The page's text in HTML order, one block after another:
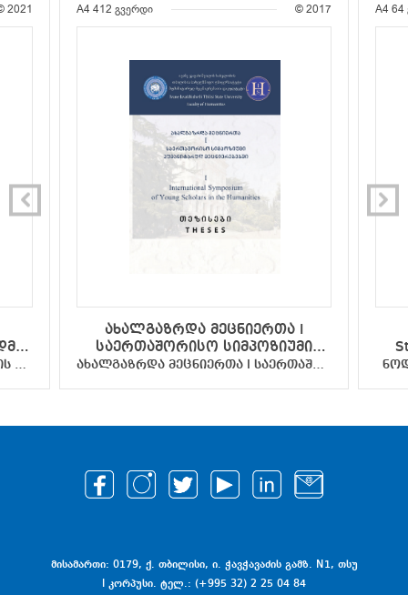
2021
საქართველოს დამოუკიდებლობის დღისადმი მიძღვნილი სტუდენტთა სამეცნიერო კონფერენცია - სამეცნიერო ნაშრომების კრებული
A4 412 გვერდი © 2017
ახალგაზრდა მეცნიერთა I
საერთაშორისო სიმპოზიუმი
ჰუმანიტარულ მეცნიერებებში -ახალგაზრდა მეცნიერთა I საერთაშორისო სიმპოზიუმი ჰუმანიტარულ მეცნიერებებში - თეზისები
A4 64
მისამართი: 0179, ქ. თბილისი, ი. ჭავჭავაძის გამზ. N1, თსუ
I კორპუსი. ტელ.: (+995 32) 2 25 04 84